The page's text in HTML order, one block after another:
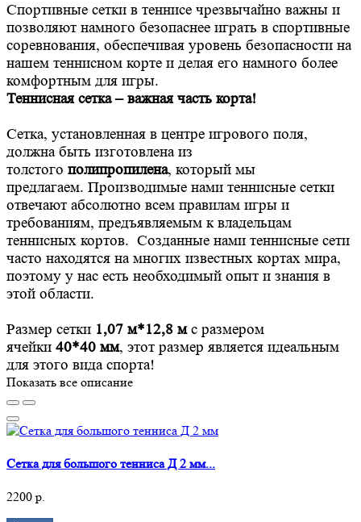
Спортивные сетки в теннисе чрезвычайно важны и
позволяют намного безопаснее играть в спортивные
соревнования, обеспечивая уровень безопасности на
нашем теннисном корте и делая его намного более
комфортным для игры.
Теннисная сетка – важная часть корта!
Сетка, установленная в центре игрового поля,
должна быть изготовлена ​​из
толстого полипропилена, который мы
предлагаем. Производимые нами теннисные сетки
отвечают абсолютно всем правилам игры и
требованиям, предъявляемым к владельцам
теннисных кортов. Созданные нами теннисные сети
часто находятся на многих известных кортах мира,
поэтому у нас есть необходимый опыт и знания в
этой области.
Размер сетки 1,07 м*12,8 мс размером
ячейки 40*40 мм, этот размер является идеальным
для этого вида спорта!
Показать все описание
Сетка для большого тенниса Д 2 мм...
2200 р.